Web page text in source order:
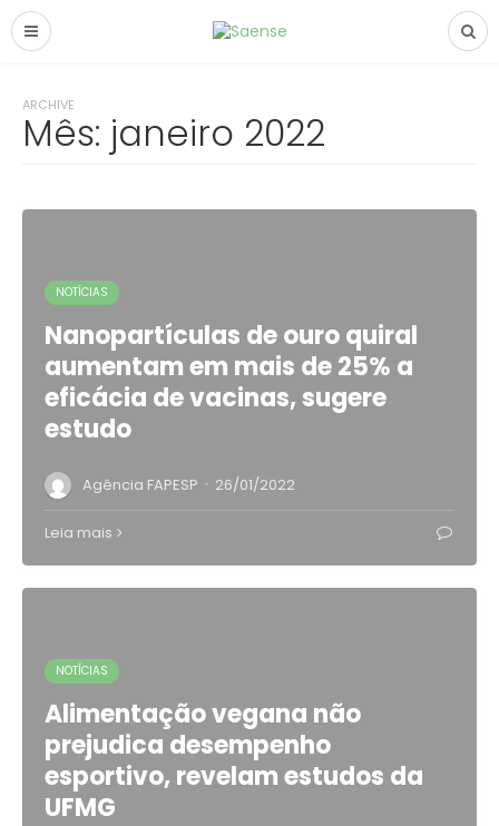
ARCHIVE
Mês: janeiro 2022
NOTÍCIAS
Nanopartículas de ouro quiral
aumentam em mais de 25% a
eficácia de vacinas, sugere
estudo
Agência FAPESP · 26/01/2022
Leia mais
NOTÍCIAS
Alimentação vegana não
prejudica desempenho
esportivo, revelam estudos da
UFMG